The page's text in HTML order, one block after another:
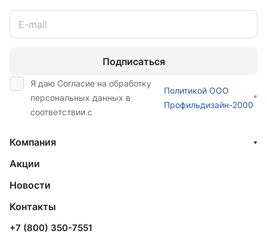
Подписаться
Я даю Согласие на обработку
персональных данных в
соответствии с
Политикой ООО
Профильдизайн-2000
*
Компания
Акции
Новости
Контакты
+7 (800) 350-7551